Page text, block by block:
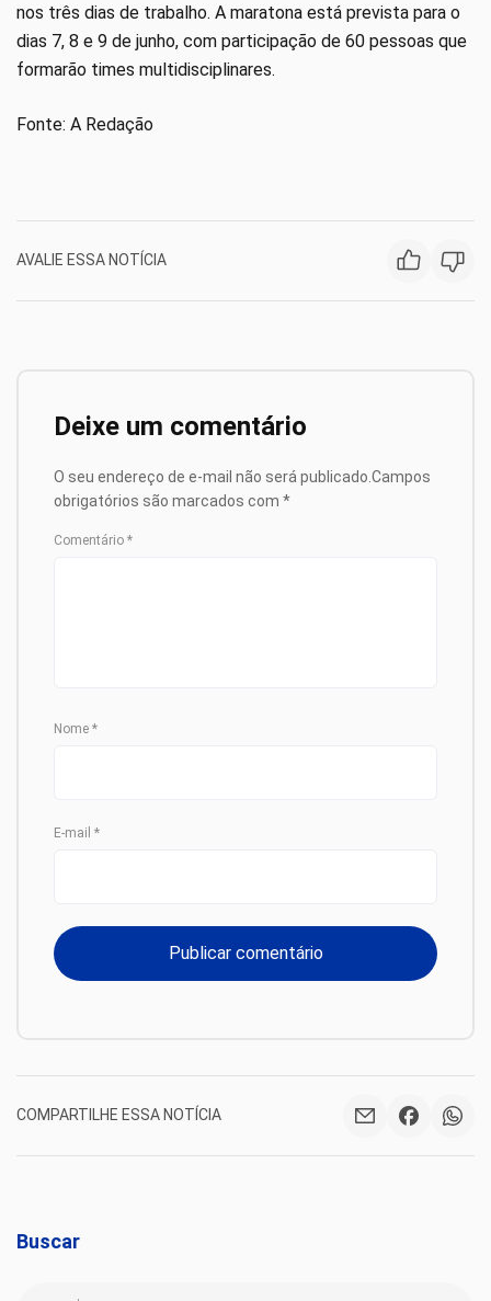
nos três dias de trabalho. A maratona está prevista para o
dias 7, 8 e 9 de junho, com participação de 60 pessoas que
formarão times multidisciplinares.
Fonte: A Redação
AVALIE ESSA NOTÍCIA
Deixe um comentário
O seu endereço de e-mail não será publicado. Campos
obrigatórios são marcados com *
Comentário *
Nome *
E-mail *
COMPARTILHE ESSA NOTÍCIA
Buscar